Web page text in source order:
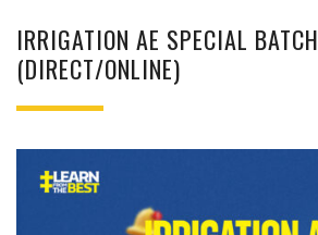
IRRIGATION AE SPECIAL BATCH
(DIRECT/ONLINE)